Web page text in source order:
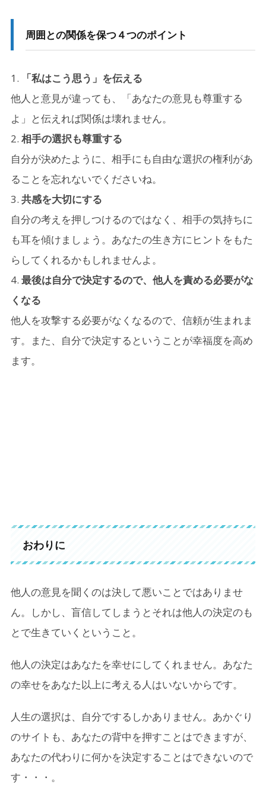
周囲との関係を保つ４つのポイント
「私はこう思う」を伝える
他人と意見が違っても、「あなたの意見も尊重する
よ」と伝えれば関係は壊れません。
相手の選択も尊重する
自分が決めたように、相手にも自由な選択の権利があ
ることを忘れないでくださいね。
共感を大切にする
自分の考えを押しつけるのではなく、相手の気持ちに
も耳を傾けましょう。あなたの生き方にヒントをもた
らしてくれるかもしれませんよ。
最後は自分で決定するので、他人を責める必要がな
くなる
他人を攻撃する必要がなくなるので、信頼が生まれま
す。また、自分で決定するということが幸福度を高め
ます。
おわりに
他人の意見を聞くのは決して悪いことではありませ
ん。しかし、盲信してしまうとそれは他人の決定のも
とで生きていくということ。
他人の決定はあなたを幸せにしてくれません。あなた
の幸せをあなた以上に考える人はいないからです。
人生の選択は、自分でするしかありません。あかぐり
のサイトも、あなたの背中を押すことはできますが、
あなたの代わりに何かを決定することはできないので
す・・・。